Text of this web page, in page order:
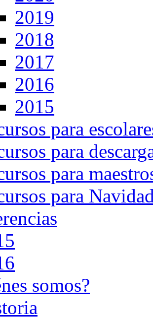
2019
2018
2017
2016
2015
para
para
para
para
somos?